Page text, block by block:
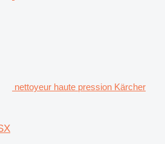
nettoyeur haute pression Kärcher